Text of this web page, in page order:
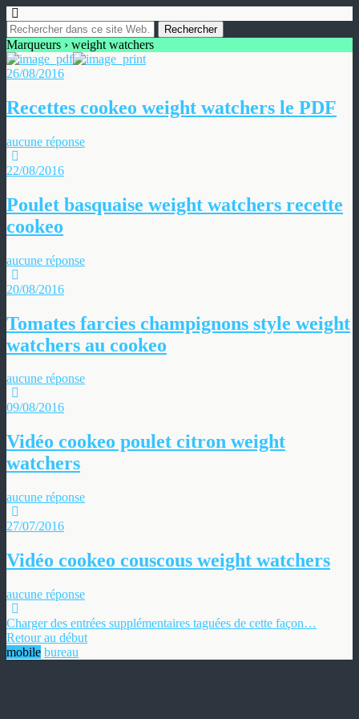
Marqueurs › weight watchers
26/08/2016
Recettes cookeo weight watchers le PDF
aucune réponse
22/08/2016
Poulet basquaise weight watchers recette
cookeo
aucune réponse
20/08/2016
Tomates farcies champignons style weight
watchers au cookeo
aucune réponse
09/08/2016
Vidéo cookeo poulet citron weight
watchers
aucune réponse
27/07/2016
Vidéo cookeo couscous weight watchers
aucune réponse
Charger des entrées supplémentaires taguées de cette façon…
Retour au début
mobile bureau